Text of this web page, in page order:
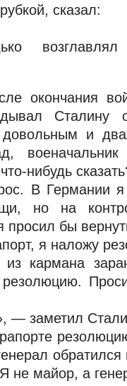
сказал:
окончания
Сталину
и
нибудь
В Германии я
но на
бы
я наложу
кармана
— заметил
не майор, а